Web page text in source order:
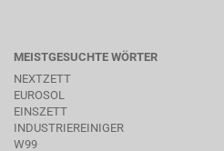
MEISTGESUCHTE WÖRTER
NEXTZETT
EUROSOL
EINSZETT
INDUSTRIEREINIGER
W99